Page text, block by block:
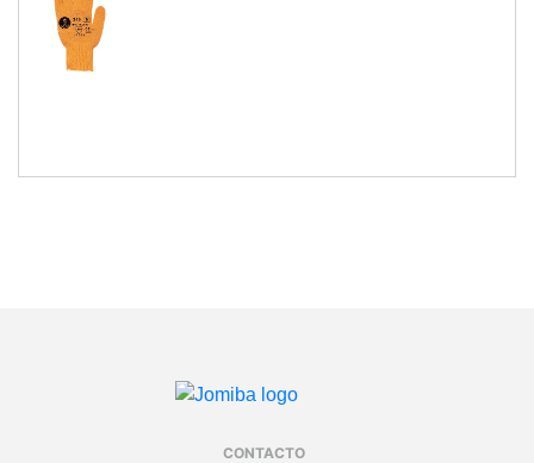
CONTACTO